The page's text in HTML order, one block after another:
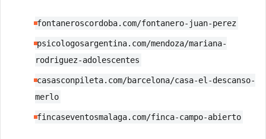
fontaneroscordoba.com/fontanero-juan-perez
psicologosargentina.com/mendoza/mariana-
rodriguez-adolescentes
casasconpileta.com/barcelona/casa-el-descanso-
merlo
fincaseventosmalaga.com/finca-campo-abierto